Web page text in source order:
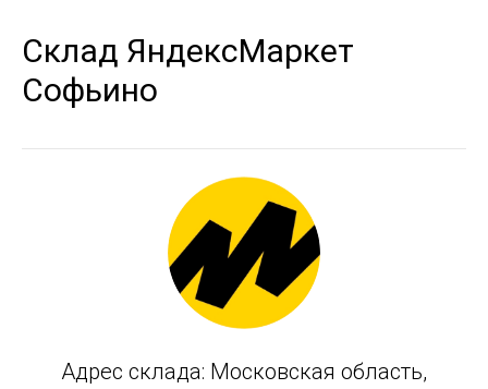
Склад ЯндексМаркет
Софьино
Адрес склада: Московская область,